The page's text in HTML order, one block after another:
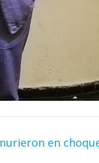
en